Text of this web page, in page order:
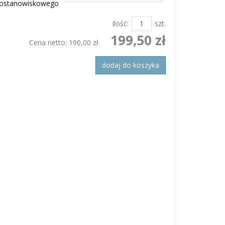
Ilość:
szt.
Cena netto: 190,00 zł 199,50 zł
dodaj do koszyka